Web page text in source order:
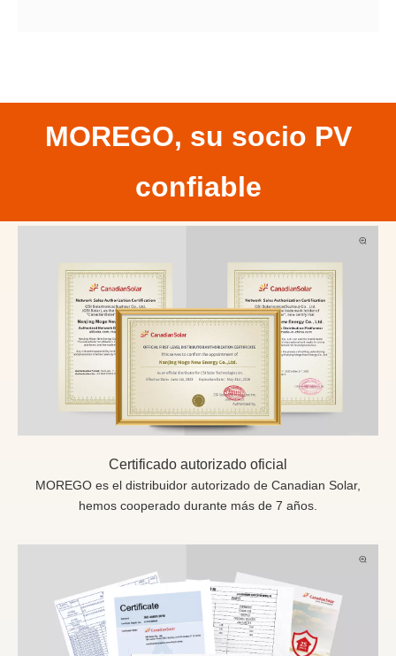
MOREGO, su socio PV
confiable
Certificado autorizado oficial
MOREGO es el distribuidor autorizado de Canadian Solar,
hemos cooperado durante más de 7 años.